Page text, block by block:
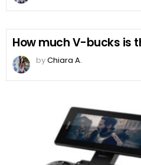
How much V-bucks is
byChiara A.